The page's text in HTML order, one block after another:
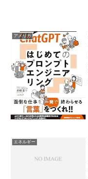
アメリカ
エネルギー